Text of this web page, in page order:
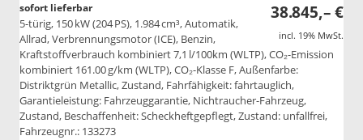
38.845,– €
incl. 19% MwSt.
sofort lieferbar
5-türig, 150 kW (204 PS), 1.984 cm³, Automatik,
Allrad, Verbrennungsmotor (ICE), Benzin,
Kraftstoffverbrauch kombiniert 7,1 l/100km (WLTP), CO₂-Emission
kombiniert 161.00 g/km (WLTP), CO₂-Klasse F, Außenfarbe:
Distriktgrün Metallic, Zustand, Fahrfähigkeit: fahrtauglich,
Garantieleistung: Fahrzeuggarantie, Nichtraucher-Fahrzeug,
Zustand, Beschaffenheit: Scheckheftgepflegt, Zustand: unfallfrei,
Fahrzeugnr.: 133273